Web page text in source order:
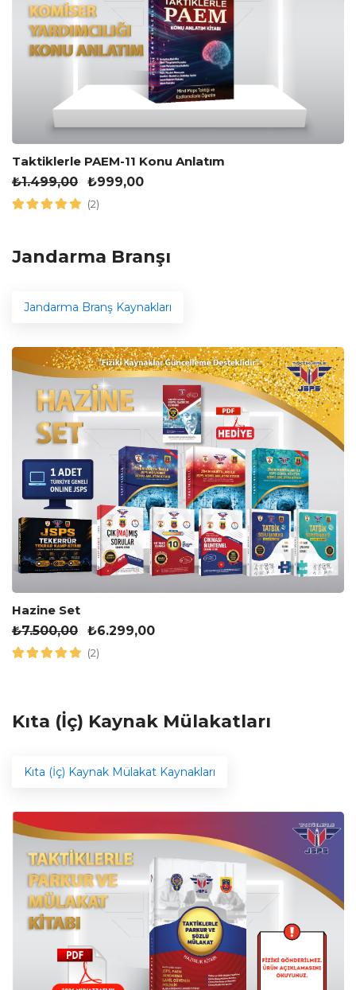
Taktiklerle PAEM-11 Konu Anlatım
₺1.499,00 ₺999,00
(2)
Jandarma Branşı
Jandarma Branş Kaynakları
Hazine Set
₺7.500,00 ₺6.299,00
(2)
Kıta (İç) Kaynak Mülakatları
Kıta (İç) Kaynak Mülakat Kaynakları